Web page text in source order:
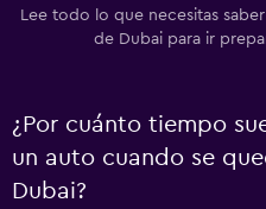
Lee todo lo que necesitas
de Dubai para ir
¿Por cuánto tiempo
un auto cuando se
Dubai?